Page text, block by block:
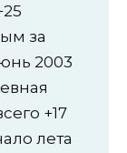
за
2003
+17
лета